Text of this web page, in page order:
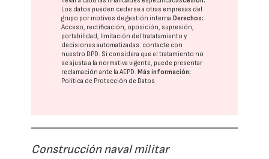
Los datos pueden cederse a otras empresas del
grupo por motivos de gestión interna. Derechos:
Acceso, rectificación, oposición, supresión,
portabilidad, limitación del tratatamiento y
decisiones automatizadas: contacte con
nuestro DPD. Si considera que el tratamiento no
se ajusta a la normativa vigente, puede presentar
reclamación ante laAEPD. Más información:
Política de Protección de Datos
Construcción naval militar